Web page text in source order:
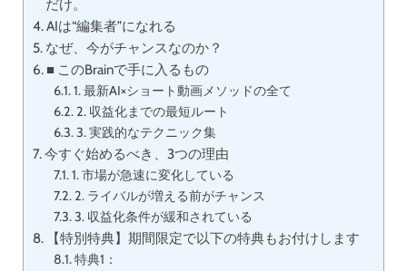
だけ。
AIは“編集者”になれる
なぜ、今がチャンスなのか？
■ このBrainで手に入るもの
1. 最新AI×ショート動画メソッドの全て
2. 収益化までの最短ルート
3. 実践的なテクニック集
今すぐ始めるべき、3つの理由
1. 市場が急速に変化している
2. ライバルが増える前がチャンス
3. 収益化条件が緩和されている
【特別特典】期間限定で以下の特典もお付けします
特典1：